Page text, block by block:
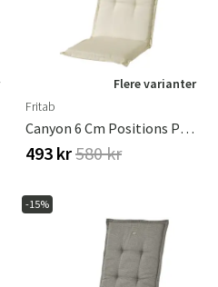
Flere varianter
Fritab
Canyon 6 Cm Positions Pude I Strukturdralon Offwhite
493 kr580 kr
-15%